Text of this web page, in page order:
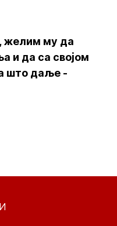
желим му да
и да са својом
што даље -